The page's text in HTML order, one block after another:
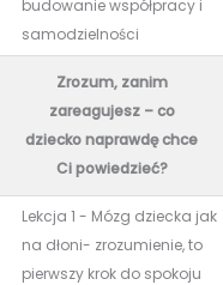
budowanie współpracy i
samodzielności
Zrozum, zanim
zareagujesz – co
dziecko naprawdę chce
Ci powiedzieć?
Lekcja 1 - Mózg dziecka jak
na dłoni- zrozumienie, to
pierwszy krok do spokoju